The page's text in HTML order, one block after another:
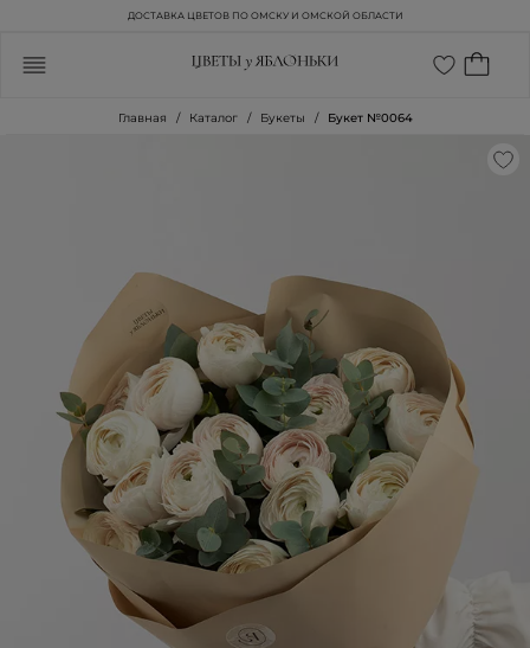
ДОСТАВКА ЦВЕТОВ ПО ОМСКУ И ОМСКОЙ ОБЛАСТИ
Главная Каталог Букеты Букет №0064